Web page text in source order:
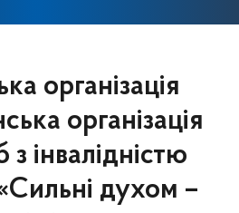
організація
організація
інвалідністю
духом –